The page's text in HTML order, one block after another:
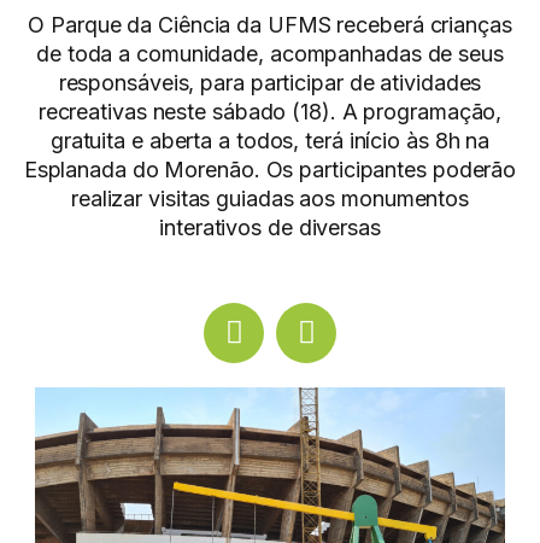
O Parque da Ciência da UFMS receberá crianças
de toda a comunidade, acompanhadas de seus
responsáveis, para participar de atividades
recreativas neste sábado (18). A programação,
gratuita e aberta a todos, terá início às 8h na
Esplanada do Morenão. Os participantes poderão
realizar visitas guiadas aos monumentos
interativos de diversas